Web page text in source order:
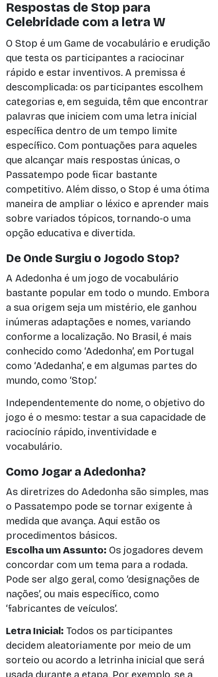
Respostas de Stop para
Celebridade com a letra W
O Stop é um Game de vocabulário e erudição
que testa os participantes a raciocinar
rápido e estar inventivos. A premissa é
descomplicada: os participantes escolhem
categorias e, em seguida, têm que encontrar
palavras que iniciem com uma letra inicial
específica dentro de um tempo limite
específico. Com pontuações para aqueles
que alcançar mais respostas únicas, o
Passatempo pode ficar bastante
competitivo. Além disso, o Stop é uma ótima
maneira de ampliar o léxico e aprender mais
sobre variados tópicos, tornando-o uma
opção educativa e divertida.
De Onde Surgiu o Jogodo Stop?
A Adedonha é um jogo de vocabulário
bastante popular em todo o mundo. Embora
a sua origem seja um mistério, ele ganhou
inúmeras adaptações e nomes, variando
conforme a localização. No Brasil, é mais
conhecido como ‘Adedonha’, em Portugal
como ‘Adedanha’, e em algumas partes do
mundo, como ‘Stop.’
Independentemente do nome, o objetivo do
jogo é o mesmo: testar a sua capacidade de
raciocínio rápido, inventividade e
vocabulário.
Como Jogar a Adedonha?
As diretrizes do Adedonha são simples, mas
o Passatempo pode se tornar exigente à
medida que avança. Aqui estão os
procedimentos básicos.
Escolha um Assunto: Os jogadores devem
concordar com um tema para a rodada.
Pode ser algo geral, como ‘designações de
nações’, ou mais específico, como
‘fabricantes de veículos’.
Letra Inicial: Todos os participantes
decidem aleatoriamente por meio de um
sorteio ou acordo a letrinha inicial que será
usada durante a etapa. Por exemplo, se a